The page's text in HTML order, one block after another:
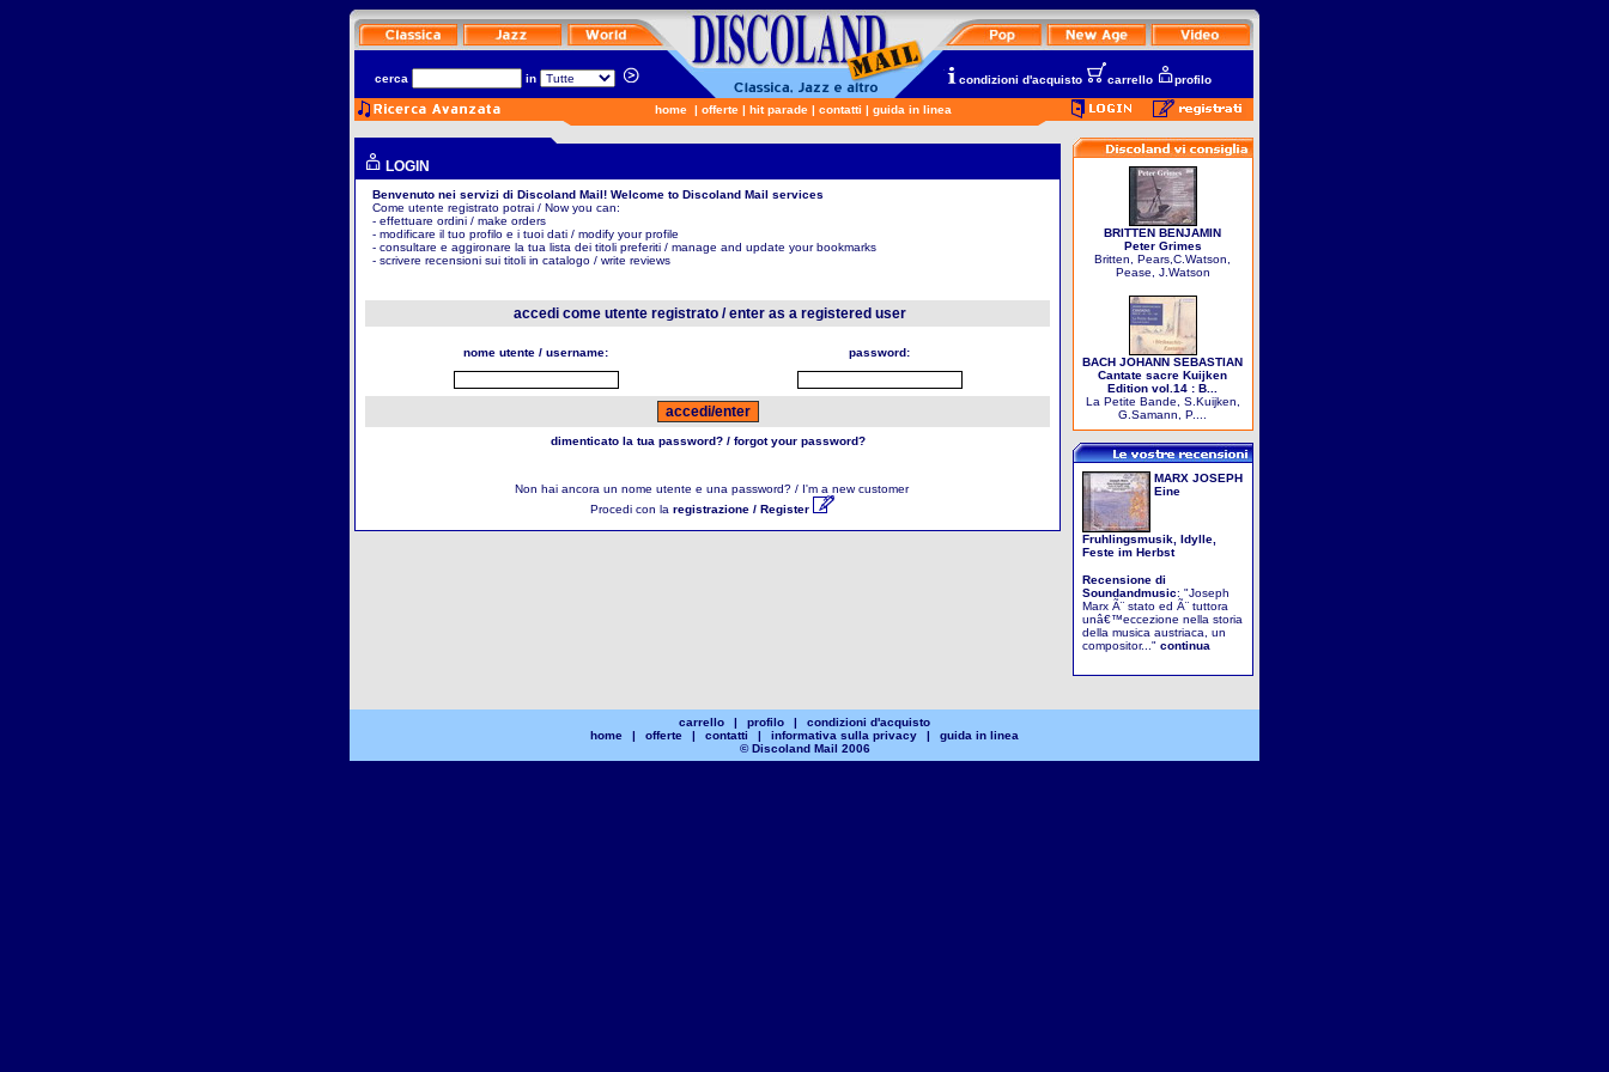
cerca in condizioni d'acquisto carrello profilo
home | offerte | hit parade | contatti | guida in linea
LOGIN
Benvenuto nei servizi di Discoland Mail! Welcome to Discoland Mail services
Come utente registrato potrai / Now you can:
- effettuare ordini / make orders
- modificare il tuo profilo e i tuoi dati / modify your profile
- consultare e aggironare la tua lista dei titoli preferiti / manage and update your bookmarks
- scrivere recensioni sui titoli in catalogo / write reviews
accedi come utente registrato / enter as a registered user
nome utente / username: password:
dimenticato la tua password? / forgot your password?
Non hai ancora un nome utente e una password? / I'm a new customer
Procedi con la registrazione / Register
BRITTEN BENJAMIN
Peter Grimes
Britten, Pears,C.Watson,
Pease, J.Watson
BACH JOHANN SEBASTIAN
Cantate sacre Kuijken
Edition vol.14 : B...
La Petite Bande, S.Kuijken,
G.Samann, P....
MARX JOSEPH
Eine
Fruhlingsmusik, Idylle,
Feste im Herbst
Recensione di
Soundandmusic: "Joseph
Marx Ã¨ stato ed Ã¨ tuttora
unâ€™eccezione nella storia
della musica austriaca, un
compositor..." continua
carrello | profilo |
condizioni d'acquisto
home
| offerte | contatti | informativa sulla privacy |
guida in linea
© Discoland Mail 2006